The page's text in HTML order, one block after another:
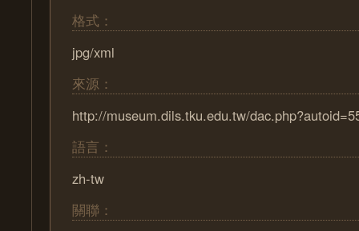
格式：
jpg/xml
來源：
http://museum.dils.tku.edu.tw/
語言：
zh-tw
關聯：